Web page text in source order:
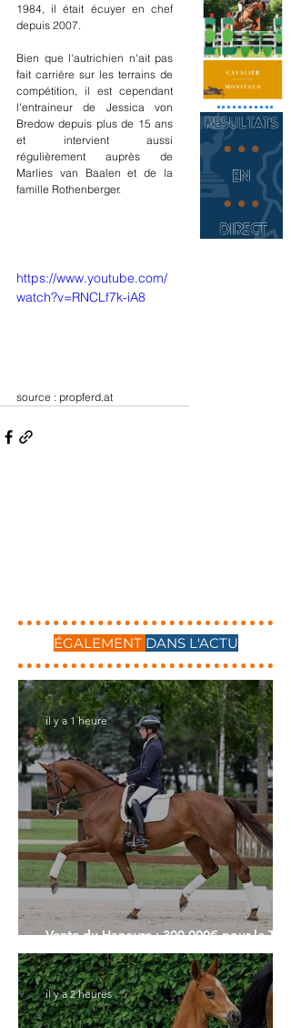
1984, il était écuyer en chef
depuis 2007.
Bien que l'autrichien n'ait pas
fait carrière sur les terrains de
compétition, il est cependant
l'entraineur de Jessica von
Bredow depuis plus de 15 ans
et intervient aussi
régulièrement auprès de
Marlies van Baalen et de la
famille Rothenberger.
https://www.youtube.com/
watch?v=RNCLf7k-iA8
source : propferd.at
ÉGALEMENT DANS L'ACTU
Vente du Hanovre : 300.000€ pour le Top
Price
il y a 1 heure
il y a 2 heures